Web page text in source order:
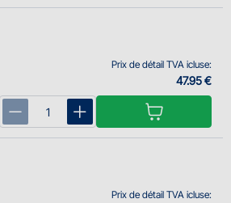
Prix de détail TVA icluse:
47.95 €
Prix de détail TVA icluse: